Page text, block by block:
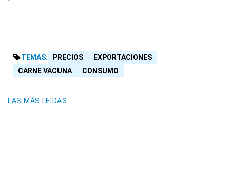
TEMAS: PRECIOS
EXPORTACIONES
CARNE VACUNA
CONSUMO
LAS MÁS LEIDAS